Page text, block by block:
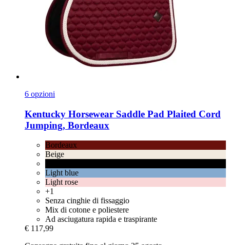
6 opzioni
Kentucky Horsewear Saddle Pad Plaited Cord
Jumping, Bordeaux
Bordeaux
Beige
Light blue
Light rose
+1
Senza cinghie di fissaggio
Mix di cotone e poliestere
Ad asciugatura rapida e traspirante
€ 117,99